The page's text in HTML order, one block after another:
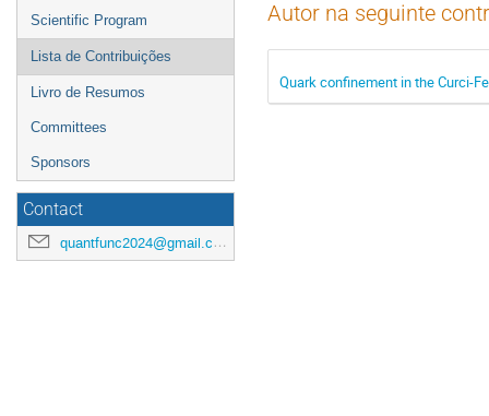
Scientific Program
Lista de Contribuições
Livro de Resumos
Committees
Sponsors
Contact
quantfunc2024@gmail.com
Autor na seguinte
Quark confinement in the Curci-